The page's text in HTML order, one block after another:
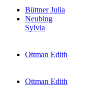
Büttner Julia
Neubing
Sylvia
Ottman Edith
Ottman Edith